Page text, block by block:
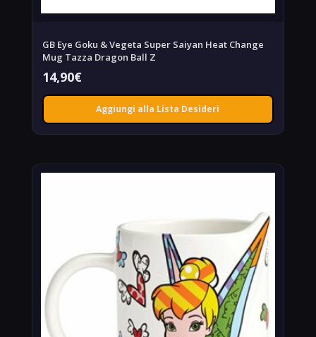
GB Eye Goku & Vegeta Super Saiyan Heat Change
Mug Tazza Dragon Ball Z
14,90€
Aggiungi alla Lista Desideri